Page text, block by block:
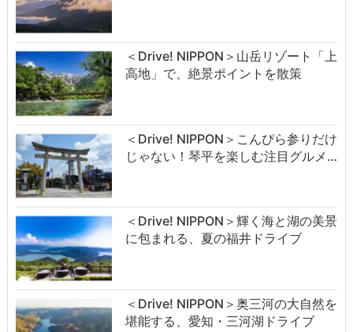
＜Drive! NIPPON＞山岳リゾート「上
高地」で、絶景ポイントを散策
＜Drive! NIPPON＞こんぴら参りだけ
じゃない！琴平を楽しむ注目グルメ…
＜Drive! NIPPON＞輝く海と湖の美景
に包まれる、夏の福井ドライブ
＜Drive! NIPPON＞奥三河の大自然を
堪能する、愛知・三河湖ドライブ